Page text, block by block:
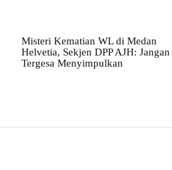
Misteri Kematian WL di Medan
Helvetia, Sekjen DPP AJH: Jangan
Tergesa Menyimpulkan